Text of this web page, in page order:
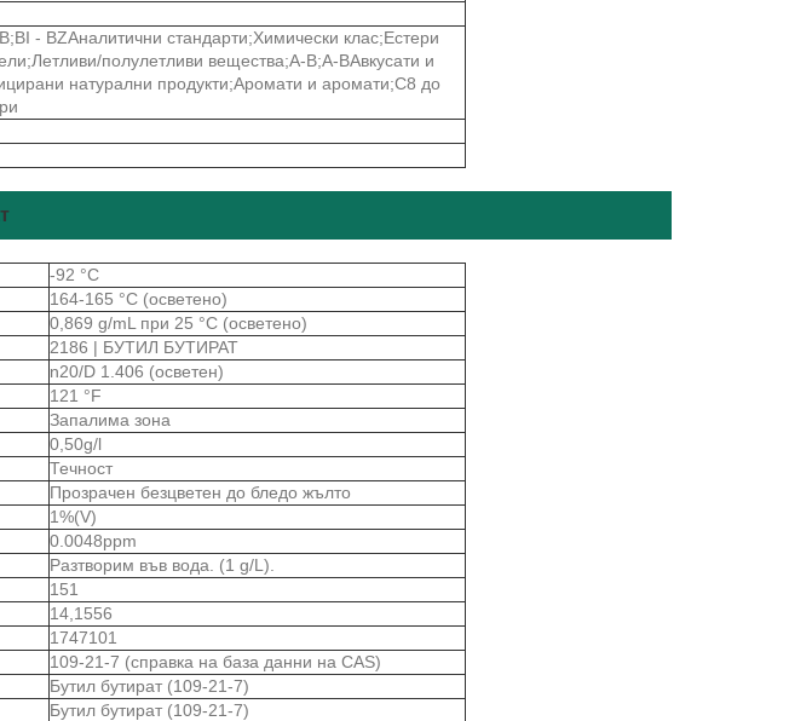
- BZАналитични стандарти;Химически клас;Естери
полулетливи вещества;A-B;A-BАвкусати и
натурални продукти;Аромати и аромати;C8 до
-92 °C
164-165 °C (осветено)
0,869 g/mL при 25 °C (осветено)
2186 | БУТИЛ БУТИРАТ
n20/D 1.406 (осветен)
121 °F
Запалима зона
0,50g/l
Течност
Прозрачен безцветен до бледо жълто
1%(V)
0.0048ppm
Разтворим във вода. (1 g/L).
151
14,1556
1747101
109-21-7 (справка на база данни на CAS)
Бутил бутират (109-21-7)
Бутил бутират (109-21-7)